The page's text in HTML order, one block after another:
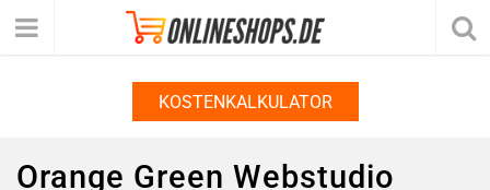
KOSTENKALKULATOR
Orange Green Webstudio